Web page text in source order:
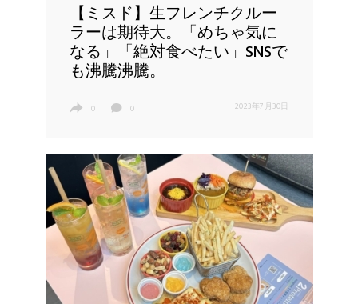
【ミスド】生フレンチクルー
ラーは期待大。「めちゃ気に
なる」「絶対食べたい」SNSで
も沸騰沸騰。
0 0 2023年7月30日